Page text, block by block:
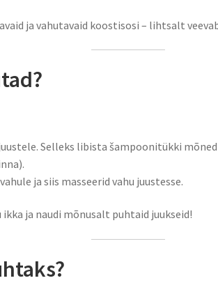
ja vahutavaid koostisosi – lihtsalt
Selleks libista šampoonitükki
ja siis masseerid vahu juustesse.
ja naudi mõnusalt puhtaid juukseid!